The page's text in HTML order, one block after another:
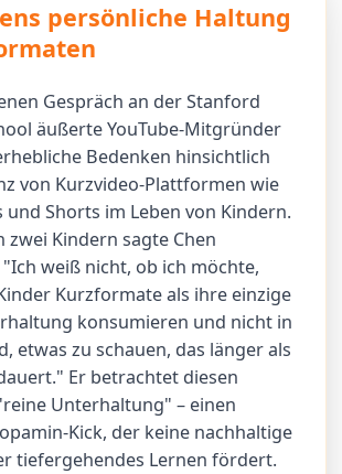
persönliche Haltung
Gespräch an der Stanford
äußerte YouTube-Mitgründer
Bedenken hinsichtlich
von Kurzvideo-Plattformen wie
und Shorts im Leben von Kindern.
zwei Kindern sagte Chen
weiß nicht, ob ich möchte,
Kurzformate als ihre einzige
konsumieren und nicht in
etwas zu schauen, das länger als
Er betrachtet diesen
Unterhaltung" – einen
Kick, der keine nachhaltige
tiefergehendes Lernen fördert.